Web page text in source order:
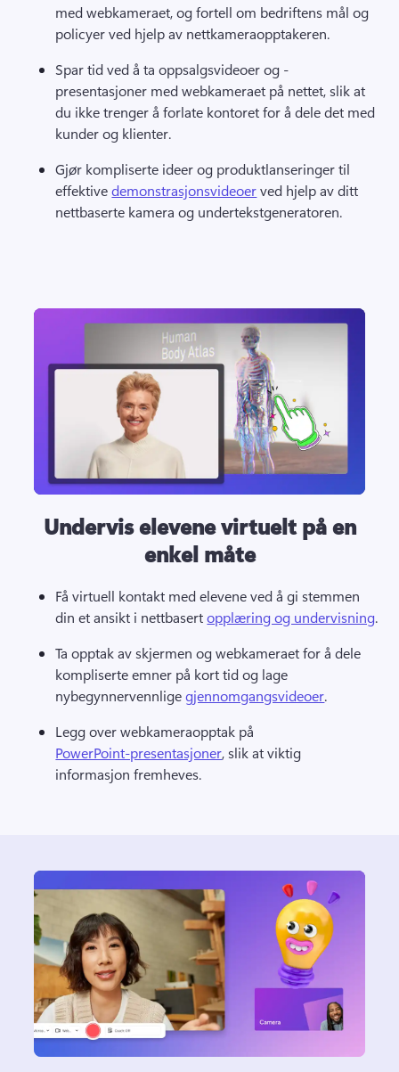
med webkameraet, og fortell om bedriftens mål og
policyer ved hjelp av nettkameraopptakeren.
Spar tid ved å ta oppsalgsvideoer og -
presentasjoner med webkameraet på nettet, slik at
du ikke trenger å forlate kontoret for å dele det med
kunder og klienter.
Gjør kompliserte ideer og produktlanseringer til
effektive demonstrasjonsvideoer ved hjelp av ditt
nettbaserte kamera og undertekstgeneratoren.
Undervis elevene virtuelt på en
enkel måte
Få virtuell kontakt med elevene ved å gi stemmen
din et ansikt i nettbasert opplæring og undervisning
Ta opptak av skjermen og webkameraet for å dele
kompliserte emner på kort tid og lage
nybegynnervennlige gjennomgangsvideoer.
Legg over webkameraopptak på
PowerPoint-presentasjoner, slik at viktig
informasjon fremheves.